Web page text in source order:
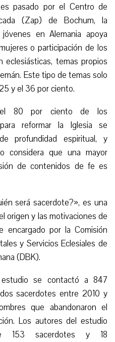
pasado por el Centro de
(Zap) de Bochum, la
en Alemania apoya
o participación de los
temas propios
Este tipo de temas solo
y el 36 por ciento.
80 por ciento de los
reformar la Iglesia se
profundidad espiritual, y
considera que una mayor
de contenidos de fe es
será sacerdote?», es una
origen y las motivaciones de
encargado por la Comisión
y Servicios Eclesiales de
(DBK).
se contactó a 847
sacerdotes entre 2010 y
que abandonaron el
Los autores del estudio
153 sacerdotes y 18